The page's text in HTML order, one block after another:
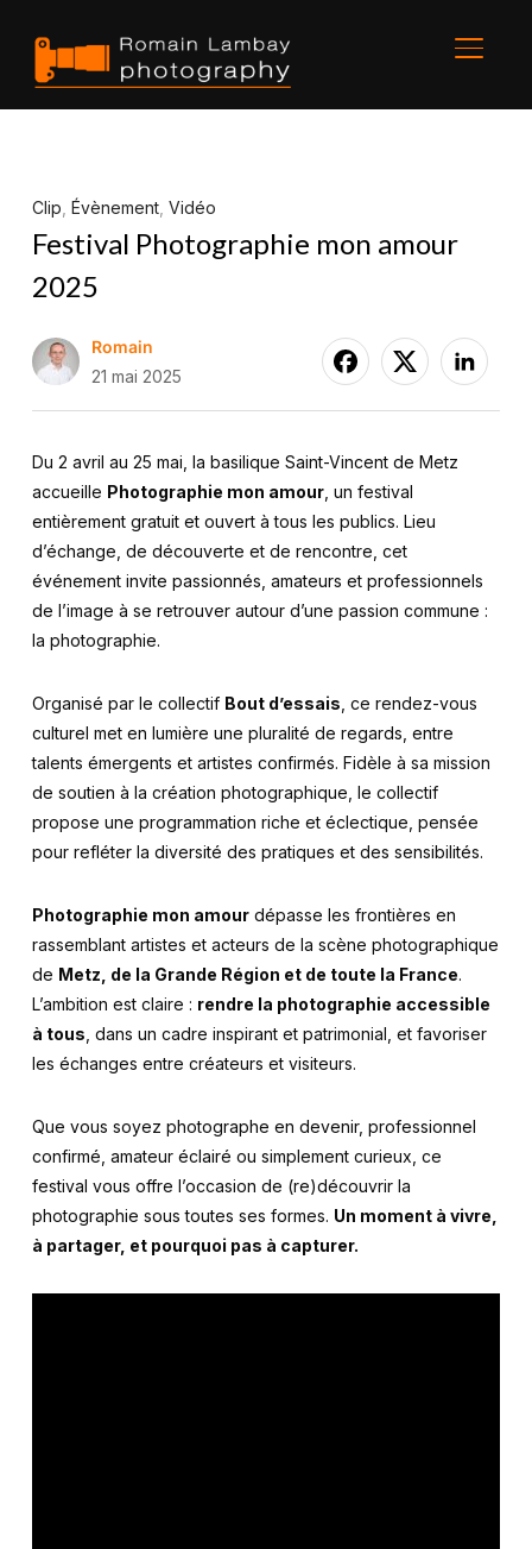
Clip Évènement, Vidéo
Festival Photographie mon amour
2025
Romain
21 mai 2025
Du 2 avril au 25 mai, la basilique Saint-Vincent de Metz
accueille Photographie mon amour, un festival
entièrement gratuit et ouvert à tous les publics. Lieu
d’échange, de découverte et de rencontre, cet
événement invite passionnés, amateurs et professionnels
de l’image à se retrouver autour d’une passion commune :
la photographie.
Organisé par le collectif Bout d’essais , ce rendez-vous
culturel met en lumière une pluralité de regards, entre
talents émergents et artistes confirmés. Fidèle à sa mission
de soutien à la création photographique, le collectif
propose une programmation riche et éclectique, pensée
pour refléter la diversité des pratiques et des sensibilités.
Photographie mon amourdépasse les frontières en
rassemblant artistes et acteurs de la scène photographique
de Metz, de la Grande Région et de toute la France.
L’ambition est claire : rendre la photographie accessible
à tous , dans un cadre inspirant et patrimonial, et favoriser
les échanges entre créateurs et visiteurs.
Que vous soyez photographe en devenir, professionnel
confirmé, amateur éclairé ou simplement curieux, ce
festival vous offre l’occasion de (re)découvrir la
photographie sous toutes ses formes. Un moment à vivre,
à partager, et pourquoi pas à capturer.